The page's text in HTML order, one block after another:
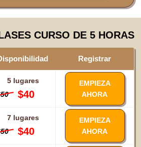
CURSO DE 5 HORAS
Registrar
5 lugares
$40
EMPIEZA
AHORA
7 lugares
$40
EMPIEZA
AHORA